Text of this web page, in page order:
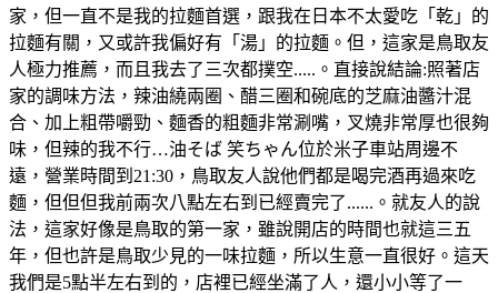
家，但一直不是我的拉麵首選，跟我在日本不太愛吃「乾」的
拉麵有關，又或許我偏好有「湯」的拉麵。但，這家是鳥取友
人極力推薦，而且我去了三次都撲空.....。直接說結論:照著店
家的調味方法，辣油繞兩圈、醋三圈和碗底的芝麻油醬汁混
合、加上粗帶嚼勁、麵香的粗麵非常涮嘴，叉燒非常厚也很夠
味，但辣的我不行…油そば 笑ちゃん位於米子車站周邊不
遠，營業時間到21:30，鳥取友人說他們都是喝完酒再過來吃
麵，但但但我前兩次八點左右到已經賣完了......。就友人的說
法，這家好像是鳥取的第一家，雖說開店的時間也就這三五
年，但也許是鳥取少見的一味拉麵，所以生意一直很好。這天
我們是5點半左右到的，店裡已經坐滿了人，還小小等了一